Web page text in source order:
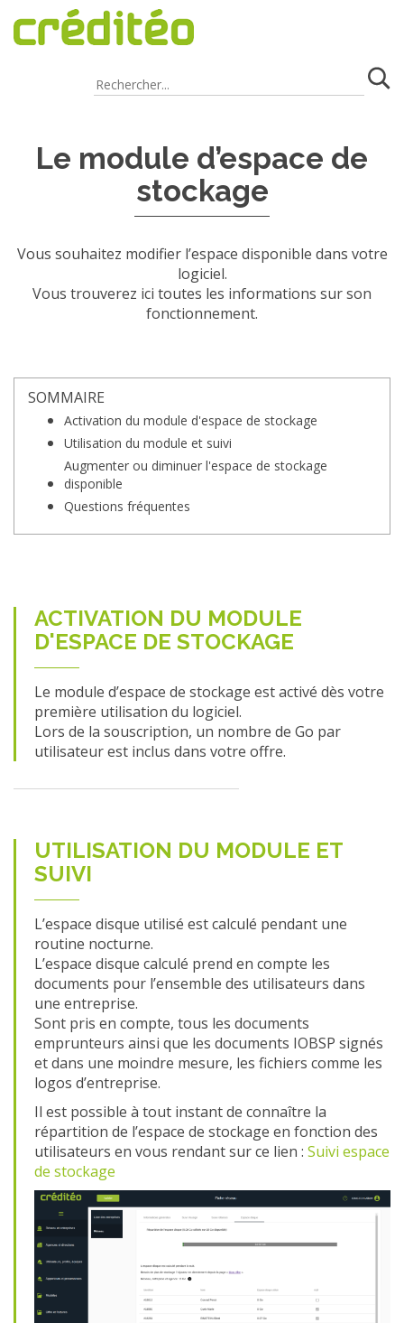
Non classé
Le module d’espace de
stockage
Vous souhaitez modifier l’espace disponible dans votre
logiciel.
Vous trouverez ici toutes les informations sur son
fonctionnement.
SOMMAIRE
Activation du module d'espace de stockage
Utilisation du module et suivi
Augmenter ou diminuer l'espace de stockage
disponible
Questions fréquentes
ACTIVATION DU MODULE
D'ESPACE DE STOCKAGE
Le module d’espace de stockage est activé dès votre
première utilisation du logiciel.
Lors de la souscription, un nombre de Go par
utilisateur est inclus dans votre offre.
UTILISATION DU MODULE ET
SUIVI
L’espace disque utilisé est calculé pendant une
routine nocturne.
L’espace disque calculé prend en compte les
documents pour l’ensemble des utilisateurs dans
une entreprise.
Sont pris en compte, tous les documents
emprunteurs ainsi que les documents IOBSP signés
et dans une moindre mesure, les fichiers comme les
logos d’entreprise.
Il est possible à tout instant de connaître la
répartition de l’espace de stockage en fonction des
utilisateurs en vous rendant sur ce lien : Suivi espace
de stockage